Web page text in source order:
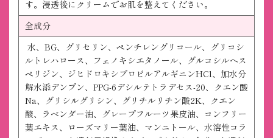
す。浸透後にクリームでお肌を整えてください。
全成分
水、BG、グリセリン、ペンチレングリコール、グリコシ
ルトレハロース、フェノキシエタノール、グルコシルヘス
ペリジン、ジヒドロキシプロピルアルギニンHCl、加水分
解水添デンプン、PPG-6デシルテトラデセス-20、クエン酸
Na、グリシルグリシン、グリチルリチン酸2K、クエン
酸、ラベンダー油、グレープフルーツ果皮油、コンフリー
葉エキス、ローズマリー葉油、マンニトール、水溶性コラ